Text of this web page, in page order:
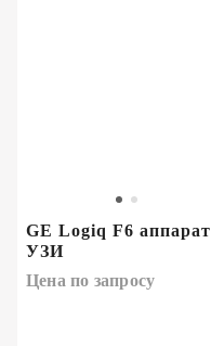
GE Logiq F6 аппарат
УЗИ
Цена по запросу